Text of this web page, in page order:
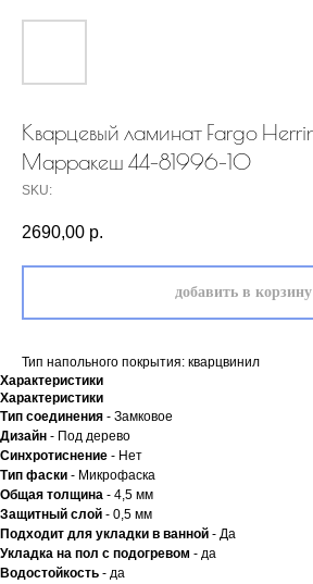
Кварцевый ламинат Fargo
Марракеш 44-81996-10
SKU:
2690,00 р.
добавить в корзину
Тип напольного покрытия: кварцвинил
Характеристики
Характеристики
Тип соединения - Замковое
Дизайн - Под дерево
Синхротиснение - Нет
Тип фаски - Микрофаска
Общая толщина - 4,5 мм
Защитный слой - 0,5 мм
Подходит для укладки в ванной - Да
Укладка на пол c подогревом - да
Водостойкость - да